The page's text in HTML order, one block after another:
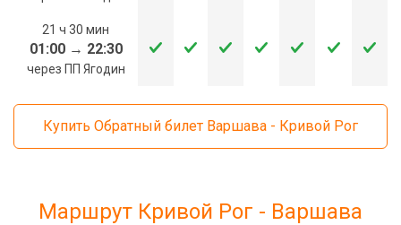
21 ч 30 мин
01:00→ 22:30
через ПП Ягодин
Купить Обратный билет Варшава - Кривой Рог
Маршрут Кривой Рог - Варшава